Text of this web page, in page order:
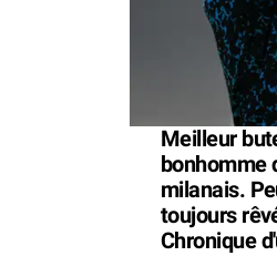
Meilleur
bonhomme
milanais.
toujours
Chronique